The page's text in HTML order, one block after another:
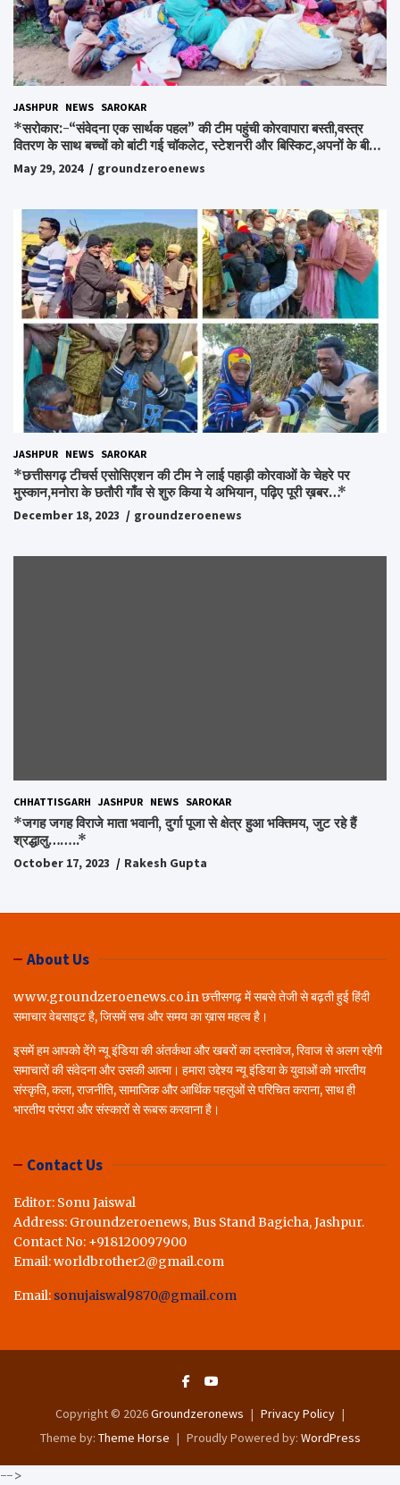
JASHPUR NEWS SAROKAR
*सरोकार:-“संवेदना एक सार्थक पहल” की टीम पहुंची कोरवापारा बस्ती,वस्त्र
वितरण के साथ बच्चों को बांटी गई चॉकलेट, स्टेशनरी और बिस्किट,अपनों के बीच
अपनों को पाकर भाव विभोर हुए लोग,संवेदना समूह के संस्थापक स्व.विश्वबंधु को
किया गया याद,समाजसेवी और समूह के लोगों ने रखी अपनी राय,कहा स्व.शर्मा के
May 29, 2024 groundzeroenews
JASHPUR NEWS SAROKAR
*छत्तीसगढ़ टीचर्स एसोसिएशन की टीम ने लाई पहाड़ी कोरवाओं के चेहरे पर
मुस्कान,मनोरा के छतौरी गाँव से शुरु किया ये अभियान, पढ़िए पूरी ख़बर…*
December 18, 2023 groundzeroenews
CHHATTISGARH JASHPUR NEWS SAROKAR
*जगह जगह विराजे माता भवानी, दुर्गा पूजा से क्षेत्र हुआ भक्तिमय, जुट रहे हैं
श्रद्धालु……..*
October 17, 2023 Rakesh Gupta
About Us
www.groundzeroenews.co.in छत्तीसगढ़ में सबसे तेजी से बढ़ती हुई हिंदी
समाचार वेबसाइट है, जिसमें सच और समय का ख़ास महत्व है।
इसमें हम आपको देंगे न्यू इंडिया की अंतर्कथा और खबरों का दस्तावेज, रिवाज से अलग रहेगी
समाचारों की संवेदना और उसकी आत्मा। हमारा उद्देश्य न्यू इंडिया के युवाओं को भारतीय
संस्कृति, कला, राजनीति, सामाजिक और आर्थिक पहलुओं से परिचित कराना, साथ ही
भारतीय परंपरा और संस्कारों से रूबरू करवाना है।
Contact Us
Editor: Sonu Jaiswal
Address: Groundzeroenews, Bus Stand Bagicha, Jashpur.
Contact No: +918120097900
Email: worldbrother2@gmail.com
Email: sonujaiswal9870@gmail.com
Copyright © 2026Groundzeronews
Privacy Policy
Theme by: Theme Horse Proudly Powered by: WordPress
-->